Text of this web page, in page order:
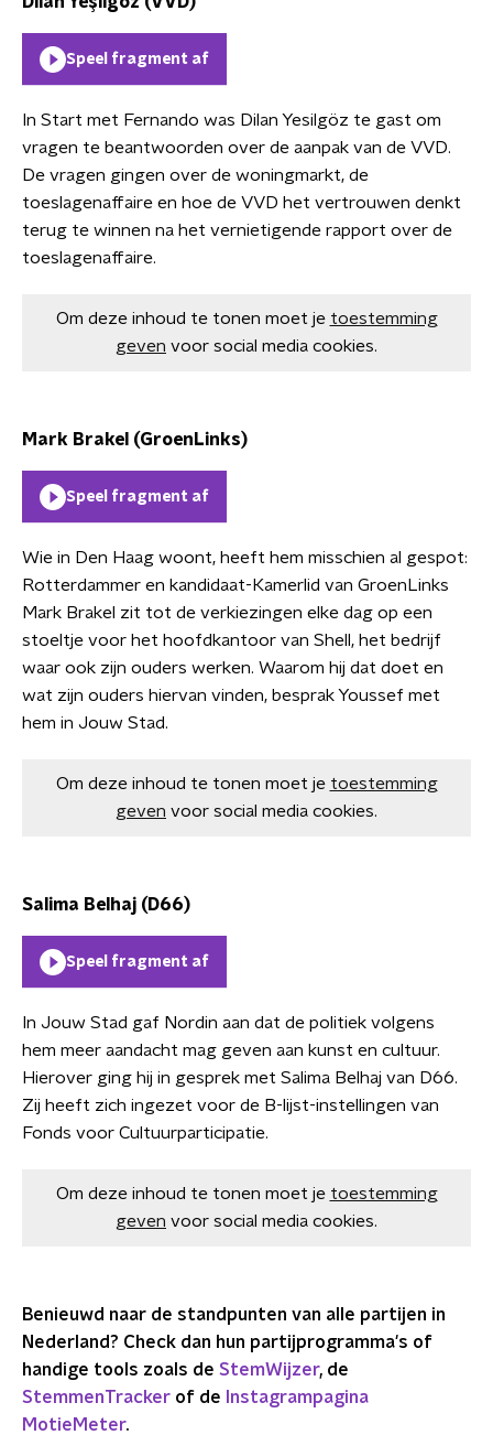
Speel fragment af
In Start met Fernando was Dilan Yesilgöz te gast om
vragen te beantwoorden over de aanpak van de VVD.
De vragen gingen over de woningmarkt, de
toeslagenaffaire en hoe de VVD het vertrouwen denkt
terug te winnen na het vernietigende rapport over de
toeslagenaffaire.
Om deze inhoud te tonen moet je toestemming
geven voor social media cookies.
Mark Brakel (GroenLinks)
Speel fragment af
Wie in Den Haag woont, heeft hem misschien al gespot:
Rotterdammer en kandidaat-Kamerlid van GroenLinks
Mark Brakel zit tot de verkiezingen elke dag op een
stoeltje voor het hoofdkantoor van Shell, het bedrijf
waar ook zijn ouders werken. Waarom hij dat doet en
wat zijn ouders hiervan vinden, besprak Youssef met
hem in Jouw Stad.
Om deze inhoud te tonen moet je toestemming
geven voor social media cookies.
Salima Belhaj (D66)
Speel fragment af
In Jouw Stad gaf Nordin aan dat de politiek volgens
hem meer aandacht mag geven aan kunst en cultuur.
Hierover ging hij in gesprek met Salima Belhaj van D66.
Zij heeft zich ingezet voor de B-lijst-instellingen van
Fonds voor Cultuurparticipatie.
Om deze inhoud te tonen moet je toestemming
geven voor social media cookies.
Benieuwd naar de standpunten van alle partijen in
Nederland? Check dan hun partijprogramma's of
handige tools zoals de StemWijzer, de
StemmenTracker of de
Instagrampagina
MotieMeter.